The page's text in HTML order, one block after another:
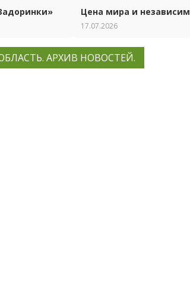
Цена мира и
17.07.2026
АРХИВ НОВОСТЕЙ.